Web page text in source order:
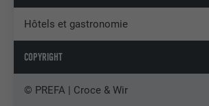
Hôtels et gastronomie
COPYRIGHT
© PREFA | Croce & Wir